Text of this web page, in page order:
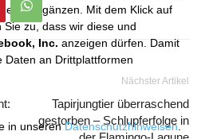
ergänzen. Mit dem Klick auf
zu, dass wir diese und
Inc. anzeigen dürfen. Damit
Daten an Drittplattformen
in unserenDatenschutzhinweisen
Nächster Artikel
Tapirjungtier überraschend
gestorben – Schlupferfolge in